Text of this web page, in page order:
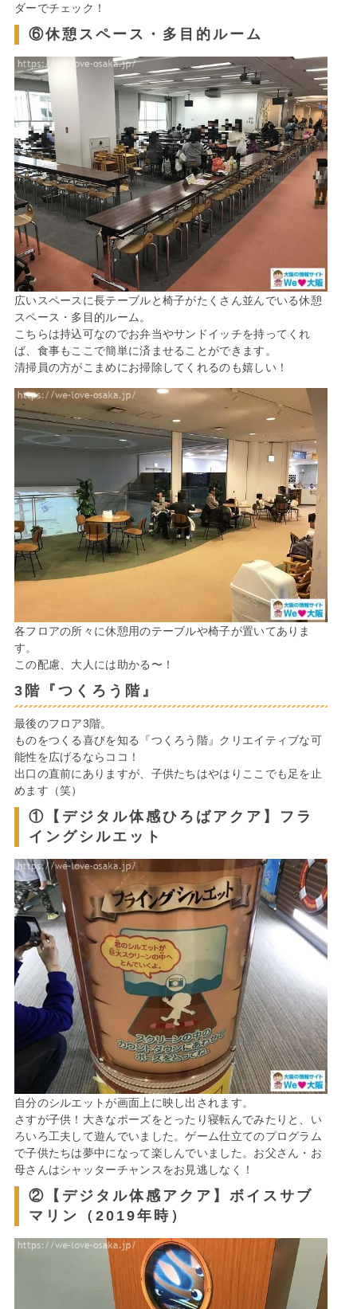
ダーでチェック！
⑥休憩スペース・多目的ルーム
広いスペースに長テーブルと椅子がたくさん並んでいる休憩
スペース・多目的ルーム。
こちらは持込可なのでお弁当やサンドイッチを持ってくれ
ば、食事もここで簡単に済ませることができます。
清掃員の方がこまめにお掃除してくれるのも嬉しい！
各フロアの所々に休憩用のテーブルや椅子が置いてありま
す。
この配慮、大人には助かる〜！
3階『つくろう階』
最後のフロア3階。
ものをつくる喜びを知る『つくろう階』クリエイティブな可
能性を広げるならココ！
出口の直前にありますが、子供たちはやはりここでも足を止
めます（笑）
①【デジタル体感ひろばアクア】フラ
イングシルエット
自分のシルエットが画面上に映し出されます。
さすが子供！大きなポーズをとったり寝転んでみたりと、い
ろいろ工夫して遊んでいました。ゲーム仕立てのプログラム
で子供たちは夢中になって楽しんでいました。お父さん・お
母さんはシャッターチャンスをお見逃しなく！
②【デジタル体感アクア】ボイスサブ
マリン（2019年時）